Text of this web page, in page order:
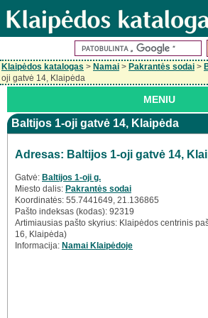
Klaipėdos katalogas > Namai > Pakrantės sodai >
oji gatvė 14, Klaipėda
MENIU
Baltijos 1-oji gatvė 14, Klaipėda
Adresas: Baltijos 1-oji gatvė 14,
Gatvė: Baltijos 1-oji g.
Miesto dalis: Pakrantės sodai
Koordinatės: 55.7441649, 21.136865
Pašto indeksas (kodas): 92319
Artimiausias pašto skyrius: Klaipėdos centrinis
16, Klaipėda)
Informacija: Namai Klaipėdoje